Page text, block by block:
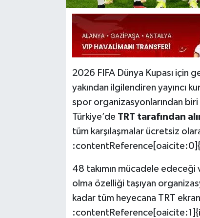
2026 FIFA Dünya Kupası için
yakından ilgilendiren yayıncı
spor organizasyonlarından biri
Türkiye’de TRT tarafından
tüm karşılaşmalar ücretsiz
48 takımın mücadele edeceği
olma özelliği taşıyan
kadar tüm heyecana TRT